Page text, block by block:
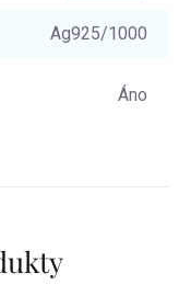
Ag925/1000
Áno